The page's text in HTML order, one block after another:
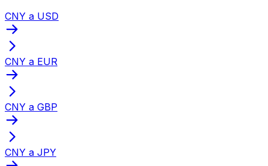
CNY a USD
CNY a EUR
CNY a GBP
CNY a JPY